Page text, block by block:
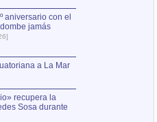
aniversario con el
jamás
a La Mar
recupera la
Sosa durante